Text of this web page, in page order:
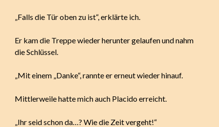
„Falls die Tür oben zu ist“, erklärte ich.
Er kam die Treppe wieder herunter gelaufen und nahm
die Schlüssel.
„Mit einem „Danke“, rannte er erneut wieder hinauf.
Mittlerweile hatte mich auch Placido erreicht.
„Ihr seid schon da…? Wie die Zeit vergeht!“